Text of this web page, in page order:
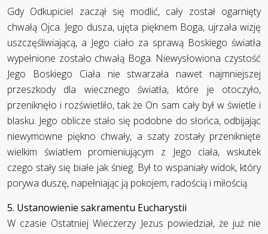
Gdy Odkupiciel zaczął się modlić, cały został ogarnięty
chwałą Ojca. Jego dusza, ujęta pięknem Boga, ujrzała wizję
uszczęśliwiającą, a Jego ciało za sprawą Boskiego światła
wypełnione zostało chwałą Boga. Niewysłowiona czystość
Jego Boskiego Ciała nie stwarzała nawet najmniejszej
przeszkody dla wiecznego światła, które je otoczyło,
przeniknęło i rozświetliło, tak że On sam cały był w świetle i
blasku. Jego oblicze stało się podobne do słońca, odbijając
niewymowne piękno chwały, a szaty zostały przeniknięte
wielkim światłem promieniującym z Jego ciała, wskutek
czego stały się białe jak śnieg. Był to wspaniały widok, który
porywa duszę, napełniając ją pokojem, radością i miłością.
5. Ustanowienie sakramentu Eucharystii
W czasie Ostatniej Wieczerzy Jezus powiedział, że już nie